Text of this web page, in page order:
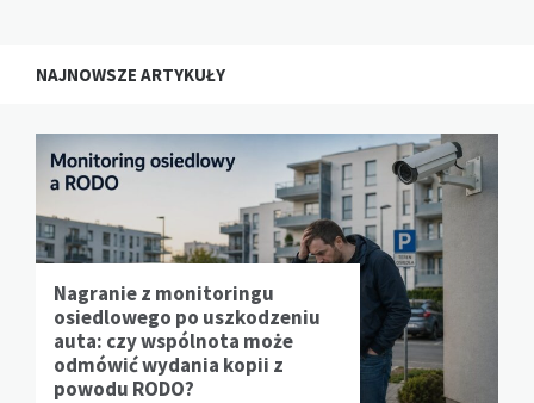
NAJNOWSZE ARTYKUŁY
Nagranie z monitoringu
osiedlowego po uszkodzeniu
auta: czy wspólnota może
odmówić wydania kopii z
powodu RODO?